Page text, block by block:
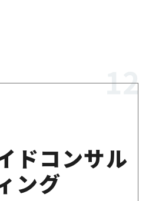
ドコンサル
ング